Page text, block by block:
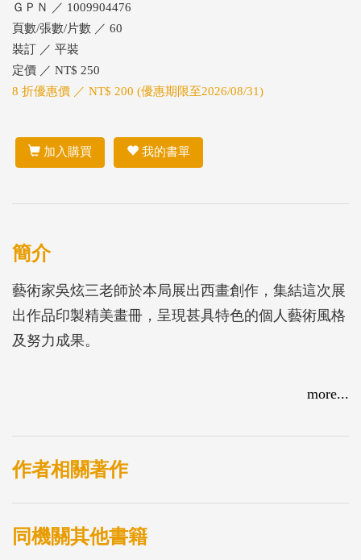
ＧＰＮ ／ 1009904476
頁數/張數/片數 ／ 60
裝訂 ／ 平裝
定價 ／ NT$ 250
8 折優惠價 ／ NT$ 200 (優惠期限至2026/08/31)
加入購買 我的書單
簡介
藝術家吳炫三老師於本局展出西畫創作，集結這次展
出作品印製精美畫冊，呈現甚具特色的個人藝術風格
及努力成果。
more...
作者相關著作
同機關其他書籍